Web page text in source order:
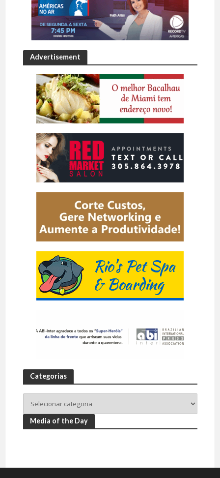
Advertisement
Categorias
Media of the Day